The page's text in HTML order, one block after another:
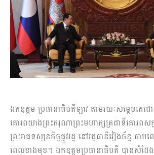
ឯកឧត្តម ប្រធានាធិបតីឡាវ តាមរយៈសម្តេចតេជ
គោរពយាងព្រះករុណាព្រះមហាក្សត្រជាទីគោរពសក្
ព្រះរាជទស្សនកិច្ចផ្លូវរដ្ឋ នៅរដ្ឋធានីវៀងច័ន្ទ ត
ពេលខាងមុខ។ ឯកឧត្តមប្រធានាធិបតី បានសំដែងនូ